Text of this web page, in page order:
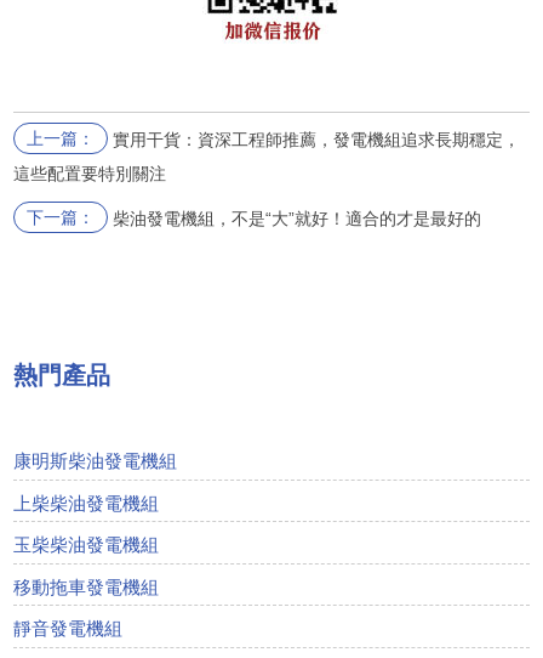
上一篇：
實用干貨：資深工程師推薦，發電機組追求長期穩定，
這些配置要特別關注
下一篇： 柴油發電機組，不是“大”就好！適合的才是最好的
熱門產品
康明斯柴油發電機組
上柴柴油發電機組
玉柴柴油發電機組
移動拖車發電機組
靜音發電機組